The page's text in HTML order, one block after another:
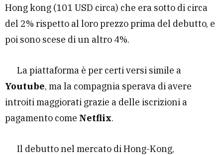
Hong kong (101 USD circa) che era sotto di circa
del 2% rispetto al loro prezzo prima del debutto, e
poi sono scese di un altro 4%.
La piattaforma è per certi versi simile a
Youtube, ma la compagnia sperava di avere
introiti maggiorati grazie a delle iscrizioni a
pagamento come Netflix.
Il debutto nel mercato di Hong-Kong,